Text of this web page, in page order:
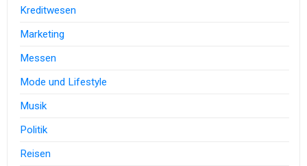
Kreditwesen
Marketing
Messen
Mode und Lifestyle
Musik
Politik
Reisen